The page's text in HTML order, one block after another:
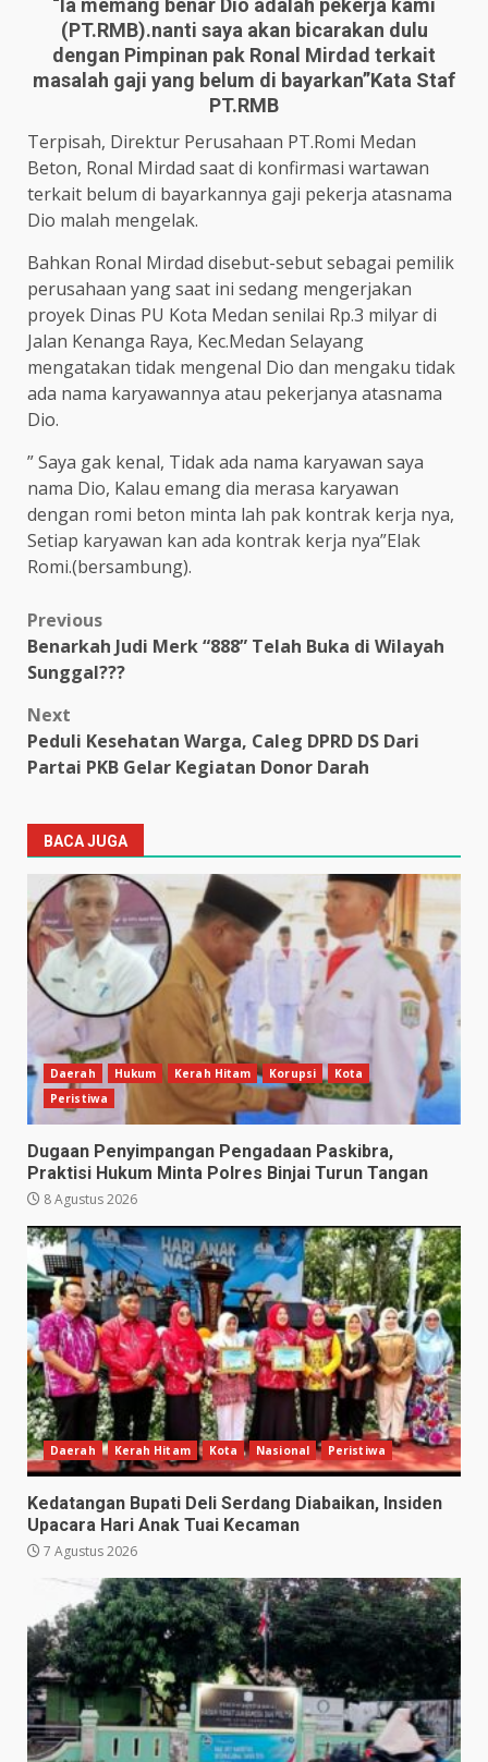
(PT.RMB).nanti saya akan bicarakan dulu
dengan Pimpinan pak Ronal Mirdad terkait
masalah gaji yang belum di bayarkan”Kata Staf
PT.RMB
Terpisah, Direktur Perusahaan PT.Romi Medan
Beton, Ronal Mirdad saat di konfirmasi wartawan
terkait belum di bayarkannya gaji pekerja atasnama
Dio malah mengelak.
Bahkan Ronal Mirdad disebut-sebut sebagai pemilik
perusahaan yang saat ini sedang mengerjakan
proyek Dinas PU Kota Medan senilai Rp.3 milyar di
Jalan Kenanga Raya, Kec.Medan Selayang
mengatakan tidak mengenal Dio dan mengaku tidak
ada nama karyawannya atau pekerjanya atasnama
Dio.
” Saya gak kenal, Tidak ada nama karyawan saya
nama Dio, Kalau emang dia merasa karyawan
dengan romi beton minta lah pak kontrak kerja nya,
Setiap karyawan kan ada kontrak kerja nya”Elak
Romi.(bersambung).
Post
navigation
Previous
Benarkah Judi Merk “888” Telah Buka di Wilayah
Sunggal???
Next
Peduli Kesehatan Warga, Caleg DPRD DS Dari
Partai PKB Gelar Kegiatan Donor Darah
BACA JUGA
Daerah Hukum Kerah Hitam Korupsi
Kota
Peristiwa
Dugaan Penyimpangan Pengadaan Paskibra,
Praktisi Hukum Minta Polres Binjai Turun Tangan
8 Agustus 2026
Daerah Kerah Hitam Kota Nasional Peristiwa
Kedatangan Bupati Deli Serdang Diabaikan, Insiden
Upacara Hari Anak Tuai Kecaman
7 Agustus 2026